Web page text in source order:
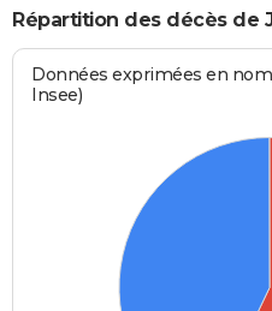
Répartition des décès de
Données exprimées en
Insee)